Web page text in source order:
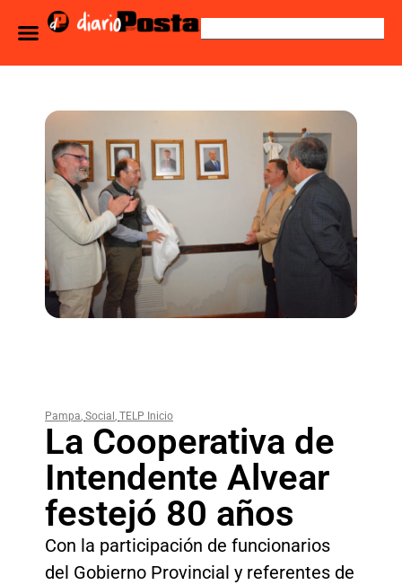
Pampa, Social , TELP Inicio
La Cooperativa de
Intendente Alvear
festejó 80 años
Con la participación de funcionarios
del Gobierno Provincial y referentes de